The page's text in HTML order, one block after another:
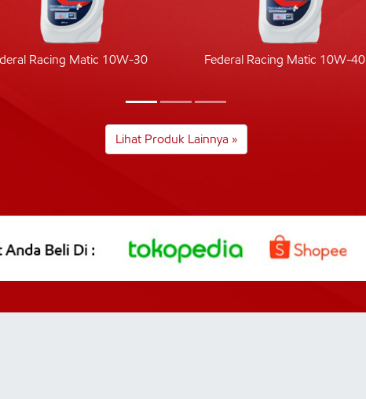
Racing Matic 10W-30 Federal Racing Matic 10W-40
Lihat Produk Lainnya »